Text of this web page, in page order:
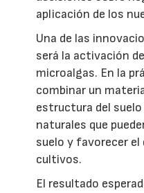
aplicación de los
Una de las
será la activación
microalgas. En la
combinar un
estructura del
naturales que
suelo y favorecer el
cultivos.
El resultado